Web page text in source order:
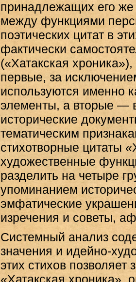
принадлежащих его
между функциями
поэтических цитат в
фактически
(«Хатакская
первые, за
используются именно
элементы, а вторые —
исторические
тематическим
стихотворные цитаты
художественные
разделить на четыре
упоминанием
эмфатические
изречения и советы,
Системный анализ
значения и идейно-
этих стихов позволяет
«Хатакская хроника»,